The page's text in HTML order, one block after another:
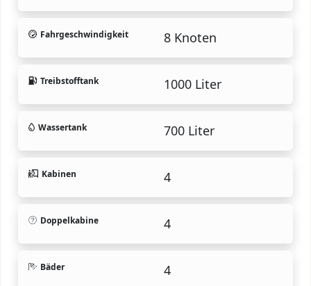
Fahrgeschwindigkeit 8 Knoten
Treibstofftank 1000 Liter
Wassertank 700 Liter
Kabinen 4
Doppelkabine 4
Bäder 4